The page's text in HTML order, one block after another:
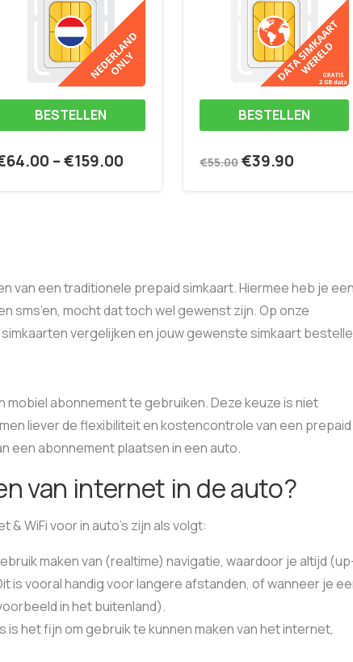
BESTELLEN
64.00 –€159.00
BESTELLEN
€55.00 €39.90
van een traditionele prepaid simkaart. Hiermee heb je een
sms’en, mocht dat toch wel gewenst zijn. Op onze
vergelijken en jouw gewenste simkaart
mobiel abonnement te gebruiken. Deze keuze is niet
liever de flexibiliteit en kostencontrole van een prepaid
een abonnement plaatsen in een auto.
van internet in de auto?
WiFi voor in auto’s zijn als volgt:
maken van (realtime) navigatie, waardoor je altijd
is vooral handig voor langere afstanden, of wanneer je
in het buitenland).
is het fijn om gebruik te kunnen maken van het internet,